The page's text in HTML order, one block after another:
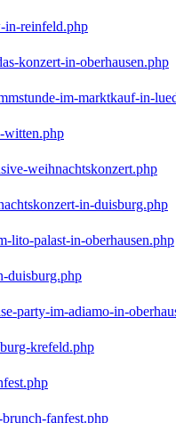
in-reinfeld.php
konzert-in-oberhausen.php
im-marktkauf-in-
witten.php
weihnachtskonzert.php
in-duisburg.php
lito-palast-in-oberhausen.php
duisburg.php
party-im-adiamo-in-
krefeld.php
fanfest.php